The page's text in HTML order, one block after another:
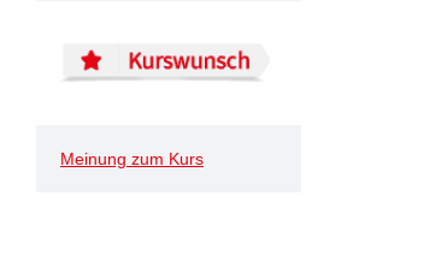
Meinung zum Kurs